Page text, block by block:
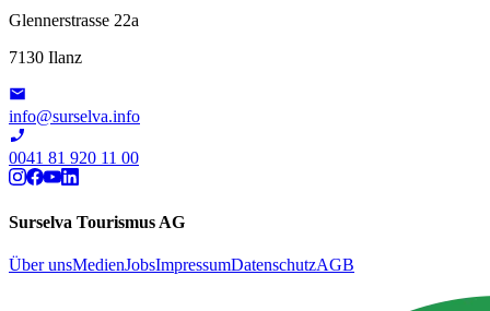
Glennerstrasse 22a
7130 Ilanz
info@surselva.info
0041 81 920 11 00
Surselva Tourismus AG
Über unsMedienJobsImpressumDatenschutzAGB